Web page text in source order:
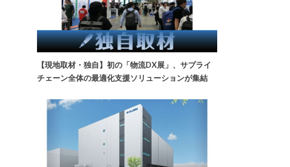
【現地取材・独自】初の「物流DX展」、サプライ
チェーン全体の最適化支援ソリューションが集結